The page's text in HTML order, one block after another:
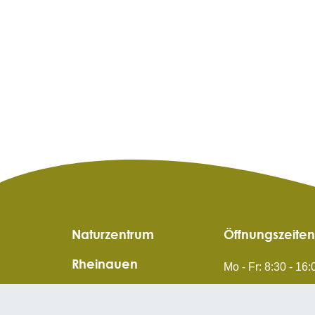
Naturzentrum
Rheinauen
Öffnungszeiten
Mo - Fr: 8:30 -